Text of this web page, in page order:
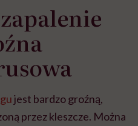
jest bardzo groźną,
przez kleszcze. Można